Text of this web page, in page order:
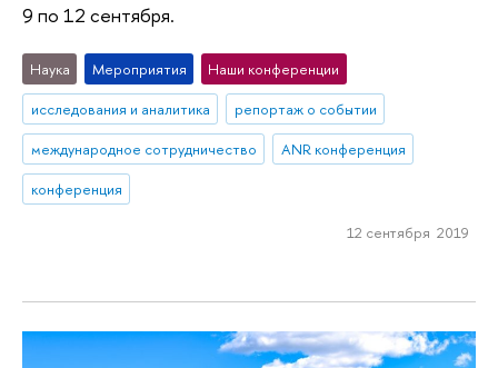
9 по 12 сентября.
Наука Мероприятия
Наши конференции
исследования и аналитика
репортаж о событии
международное сотрудничество
ANR конференция
конференция
12 сентября 2019